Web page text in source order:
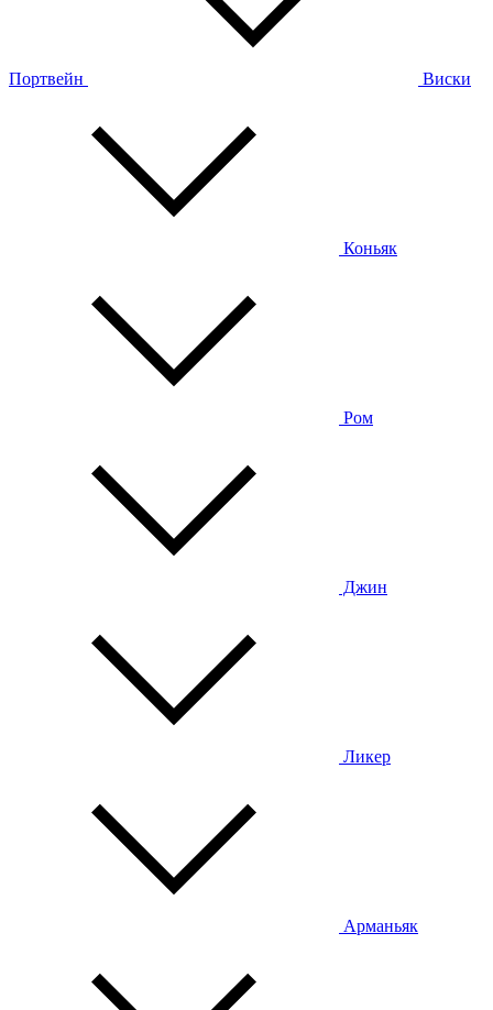
Портвейн Виски
Коньяк
Ром
Джин
Ликер
Арманьяк